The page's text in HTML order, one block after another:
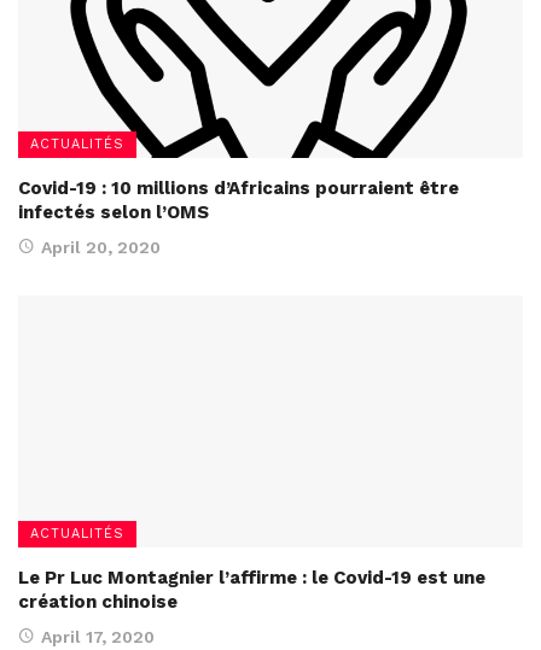
ACTUALITÉS
Covid-19 : 10 millions d’Africains pourraient être
infectés selon l’OMS
April 20, 2020
ACTUALITÉS
Le Pr Luc Montagnier l’affirme : le Covid-19 est une
création chinoise
April 17, 2020